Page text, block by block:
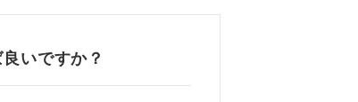
いですか？